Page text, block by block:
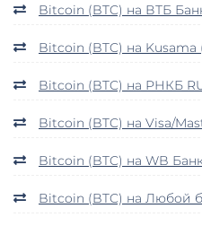
Bitcoin (BTC) на ВТБ
Bitcoin (BTC) на Kusama
Bitcoin (BTC) на РНКБ
Bitcoin (BTC) на Visa/
Bitcoin (BTC) на WB
Bitcoin (BTC) на Любой